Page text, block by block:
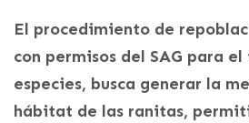
El procedimiento de
con permisos del SAG para
especies, busca generar la
hábitat de las ranitas,